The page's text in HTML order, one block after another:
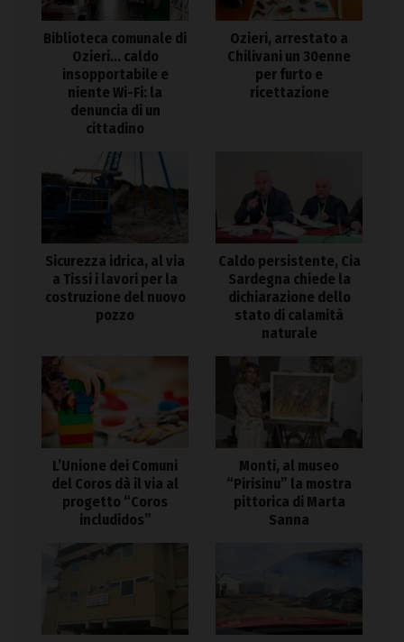
Biblioteca comunale di
Ozieri… caldo
insopportabile e
niente Wi-Fi: la
denuncia di un
cittadino
Ozieri, arrestato a
Chilivani un 30enne
per furto e
ricettazione
Sicurezza idrica, al via
a Tissi i lavori per la
costruzione del nuovo
pozzo
Caldo persistente, Cia
Sardegna chiede la
dichiarazione dello
stato di calamità
naturale
L’Unione dei Comuni
del Coros dà il via al
progetto “Coros
includidos”
Monti, al museo
“Pirisinu” la mostra
pittorica di Marta
Sanna